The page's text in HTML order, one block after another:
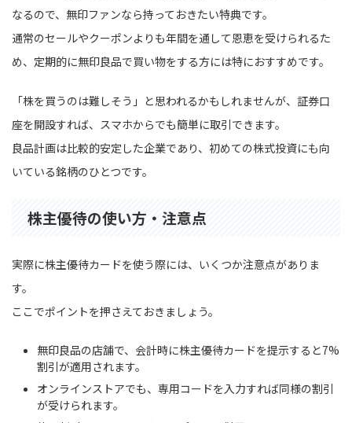
なるので、無印ファンなら持っておきたい特典です。
通常のセールやクーポンよりも年間を通して恩恵を受けられるた
め、定期的に無印良品で買い物をする方には特におすすめです。
「株を買うのは難しそう」と思われるかもしれませんが、証券口
座を開設すれば、スマホからでも簡単に取引できます。
良品計画は比較的安定した企業であり、初めての株式投資にも向
いている銘柄のひとつです。
株主優待の使い方・注意点
実際に株主優待カードを使う際には、いくつか注意点がありま
す。
ここでポイントを押さえておきましょう。
無印良品の店舗で、会計時に株主優待カードを提示すると7%
割引が適用されます。
オンラインストアでも、専用コードを入力すれば同様の割引
が受けられます。